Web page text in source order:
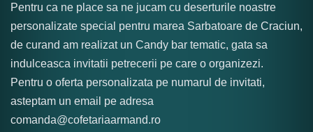
Pentru ca ne place sa ne jucam cu deserturile noastre
personalizate special pentru marea Sarbatoare de Craciun,
de curand am realizat un Candy bar tematic, gata sa
indulceasca invitatii petrecerii pe care o organizezi.
Pentru o oferta personalizata pe numarul de invitati,
asteptam un email pe adresa
comanda@cofetariaarmand.ro